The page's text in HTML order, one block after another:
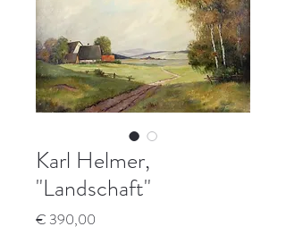
Karl Helmer,
"Landschaft"
€ 390,00